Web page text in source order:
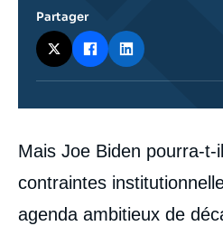
Corps
analyses
Mais Joe Biden pourra-t-
contraintes
agenda ambitieux de
Partager